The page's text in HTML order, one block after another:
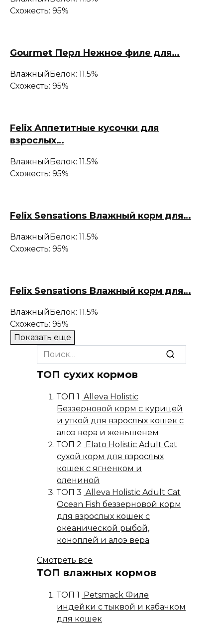
Схожесть: 95%
Gourmet Перл Нежное филе для…
ВлажныйБелок: 11.5%
Схожесть: 95%
Felix Аппетитные кусочки для
взрослых…
ВлажныйБелок: 11.5%
Схожесть: 95%
Felix Sensations Влажный корм для…
ВлажныйБелок: 11.5%
Схожесть: 95%
Felix Sensations Влажный корм для…
ВлажныйБелок: 11.5%
Схожесть: 95%
Показать еще
Search
for:
ТОП сухих кормов
ТОП 1 Alleva Holistic
Беззерновой корм с курицей
и уткой для взрослых кошек с
алоэ вера и женьшенем
ТОП 2 Elato Holistic Adult Cat
сухой корм для взрослых
кошек с ягненком и
олениной
ТОП 3 Alleva Holistic Adult Cat
Ocean Fish беззерновой корм
для взрослых кошек с
океанической рыбой,
коноплей и алоэ вера
Смотреть все
ТОП влажных кормов
ТОП 1 Petsmack Филе
индейки с тыквой и кабачком
для кошек